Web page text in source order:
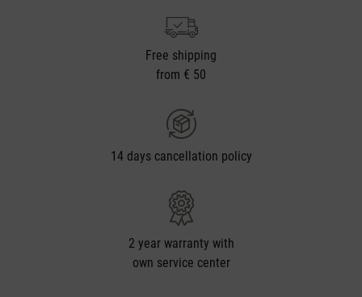
Free shipping
from € 50
14 days cancellation policy
2 year warranty with
own service center